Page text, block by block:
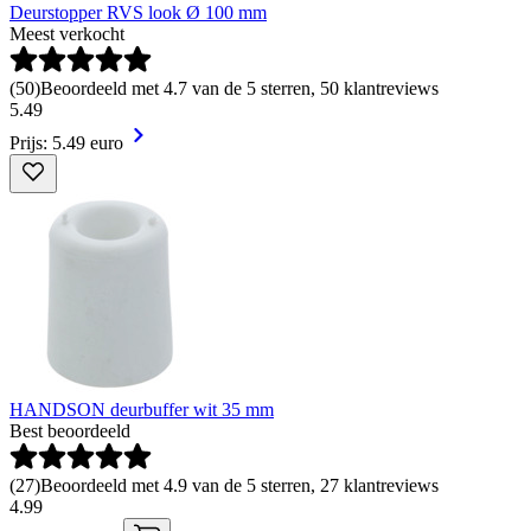
Deurstopper RVS look Ø 100 mm
Meest verkocht
(50)Beoordeeld met 4.7 van de 5 sterren, 50 klantreviews
5.49
Prijs: 5.49 euro
HANDSON deurbuffer wit 35 mm
Best beoordeeld
(27)Beoordeeld met 4.9 van de 5 sterren, 27 klantreviews
4.99